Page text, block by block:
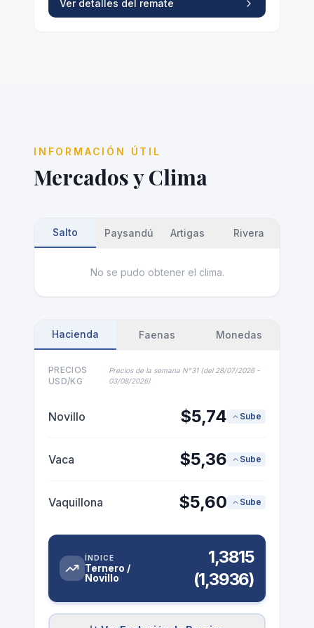
Paysandú
No se pudo obtener el clima.
USD/KG
03/08/2026)
Novillo $5,74 Sube
Vaca $5,36 Sube
Vaquillona $5,60 Sube
Novillo
1,3815
(1,3936)
Ver Evolución de Precios
Fuente: ACG